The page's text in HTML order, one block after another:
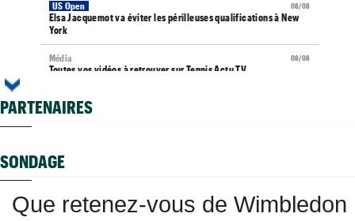
08/08
US Open
Elsa Jacquemot va éviter les périlleuses qualifications à New
York
08/08
Média
Toutes vos vidéos à retrouver sur Tennis Actu TV
Gaël Monfils répond à ses détracteurs : "Le message est reçu"
?
Terence Atmane se tourne vers l'Ohio et un immense défi à
relever
PARTENAIRES
SONDAGE
Que retenez-vous de Wimbledon